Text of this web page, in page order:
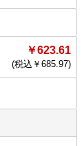
￥623.61
(税込￥ 685.97)